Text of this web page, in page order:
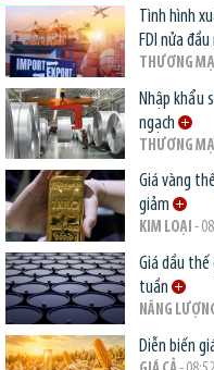
Tình hình
FDI nửa đầu
THƯƠNG MẠI
Nhập khẩu
ngạch
THƯƠNG MẠI
Giá vàng
giảm
KIM LOẠI -
Giá dầu thế
tuần
NĂNG
Diễn biến